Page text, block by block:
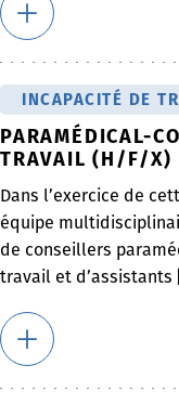
INCAPACITÉ DE
PARAMÉDICAL-
TRAVAIL (H/F/X)
Dans l’exercice de
équipe
de conseillers
travail et d’assistants